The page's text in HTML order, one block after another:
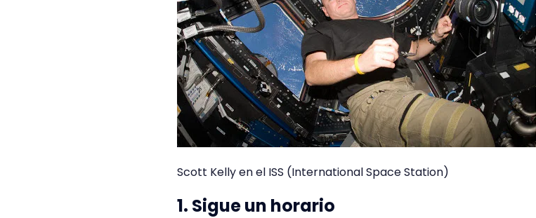
Scott Kelly en el ISS (International Space Station)
1. Sigue un horario